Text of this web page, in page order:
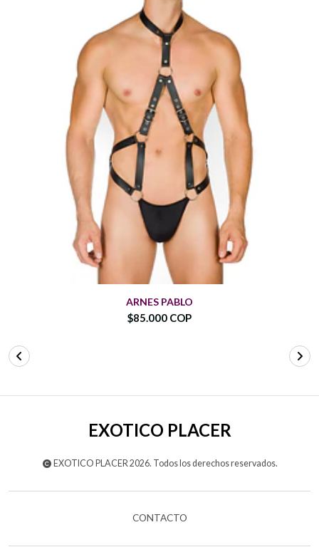
ARNES PABLO
$85.000 COP
EXOTICO PLACER
EXOTICO PLACER 2026. Todos los derechos reservados.
CONTACTO